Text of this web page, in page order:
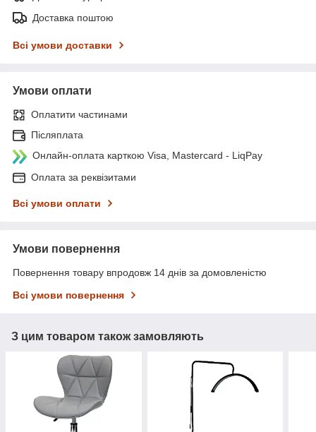
Доставка поштою
Всі умови доставки
Умови оплати
Оплатити частинами
Післяплата
Онлайн-оплата карткою Visa, Mastercard - LiqPay
Оплата за реквізитами
Всі умови оплати
Умови повернення
Повернення товару впродовж 14 днів за домовленістю
Всі умови повернення
З цим товаром також замовляють